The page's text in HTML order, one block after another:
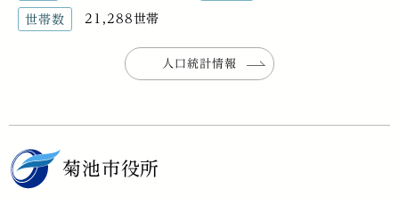
世帯数 21,288世帯
人口統計情報
菊池市役所